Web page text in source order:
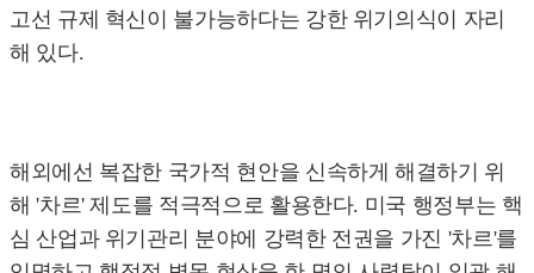
고선 규제 혁신이 불가능하다는 강한 위기의식이 자리
해 있다.
해외에선 복잡한 국가적 현안을 신속하게 해결하기 위
해 '차르' 제도를 적극적으로 활용한다. 미국 행정부는 핵
심 산업과 위기관리 분야에 강력한 전권을 가진 '차르'를